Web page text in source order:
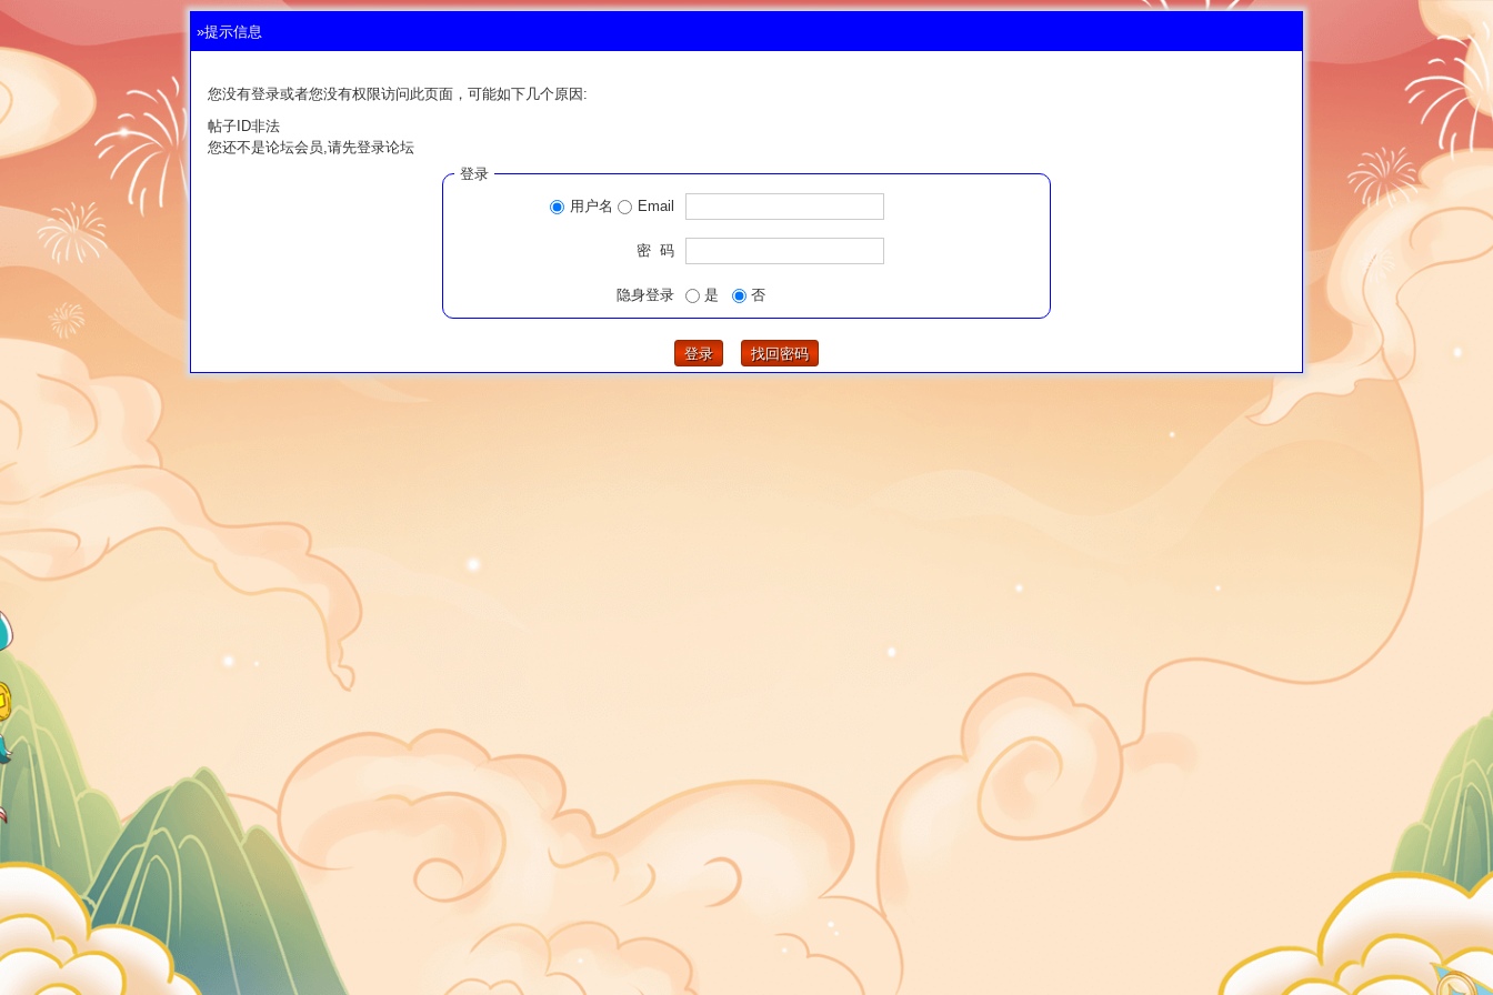
»提示信息
您没有登录或者您没有权限访问此页面，可能如下几个原因:
帖子ID非法
您还不是论坛会员,请先登录论坛
登录
用户名
Email
密 码
隐身登录 是 否